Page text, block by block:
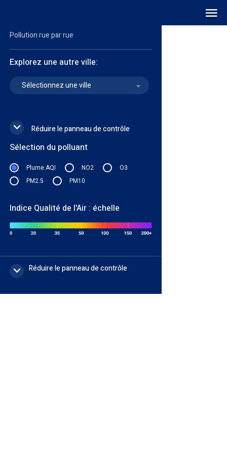
Pollution rue par rue
Explorez une autre ville:
Sélectionnez une ville
Réduire le panneau de contrôle
Sélection du polluant
Plume AQI NO2
O3
PM2.5
PM10
Indice Qualité de l'Air : échelle
Réduire le panneau de contrôle